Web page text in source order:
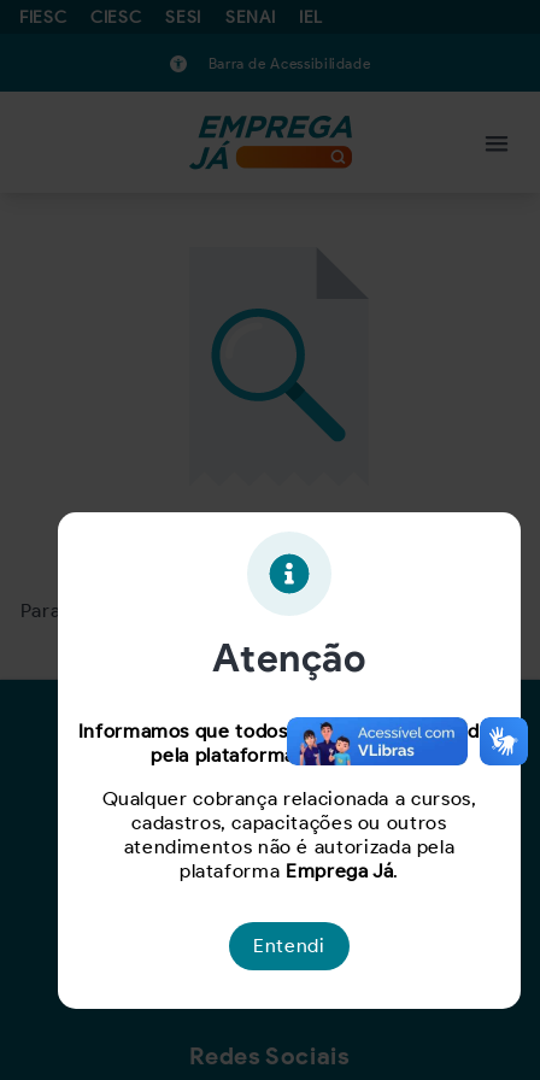
FIESC CIESC SESI SENAI IEL
Barra de Acessibilidade
Oportunidade expirada!
Para ver mais, acesse a páginaBuscar Oportunidades.
Para Candidatos
Cadastro de Currículo
Capacite-se
Criar Oportunidade
Redes Sociais
Atenção
Informamos que todos os serviços oferecidos
pela plataforma são gratuitos.
Qualquer cobrança relacionada a cursos,
cadastros, capacitações ou outros
atendimentos não é autorizada pela
plataforma Emprega Já.
Entendi